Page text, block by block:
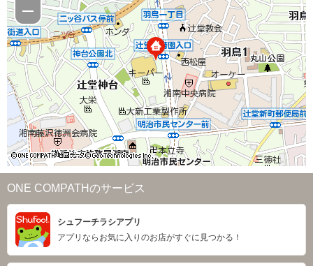
ONE COMPATHのサービス
シュフーチラシアプリ
アプリならお気に入りのお店がすぐに見つかる！